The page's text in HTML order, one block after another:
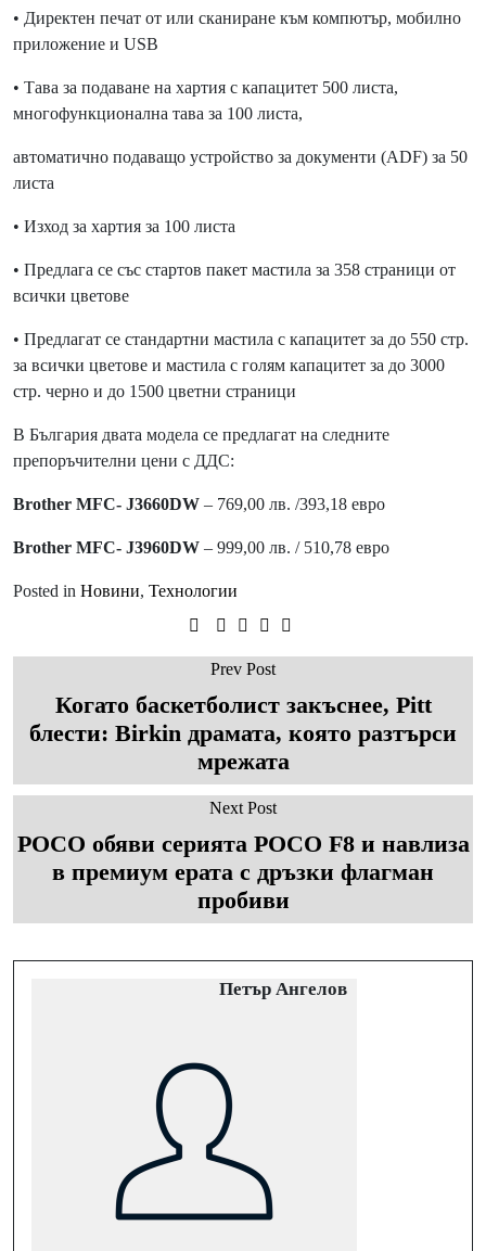
• Директен печат от или сканиране към компютър, мобилно
приложение и USB
• Тава за подаване на хартия с капацитет 500 листа,
многофункционална тава за 100 листа,
автоматично подаващо устройство за документи (ADF) за 50
листа
• Изход за хартия за 100 листа
• Предлага се със стартов пакет мастила за 358 страници от
всички цветове
• Предлагат се стандартни мастила с капацитет за до 550 стр.
за всички цветове и мастила с голям капацитет за до 3000
стр. черно и до 1500 цветни страници
В България двата модела се предлагат на следните
препоръчителни цени с ДДС:
Brother MFC- J3660DW – 769,00 лв. /393,18 евро
Brother MFC- J3960DW – 999,00 лв. / 510,78 евро
Posted in Новини, Технологии
Prev Post
Когато баскетболист закъснее, Pitt
блести: Birkin драмата, която разтърси
мрежата
Next Post
POCO обяви серията POCO F8 и навлиза
в премиум ерата с дръзки флагман
пробиви
Петър Ангелов